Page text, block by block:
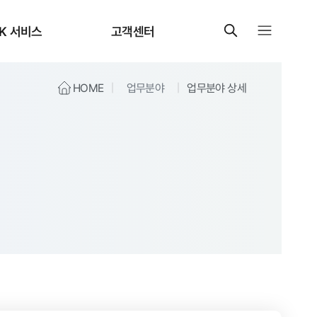
서비스 고객센터
HOME 업무분야 업무분야 상세